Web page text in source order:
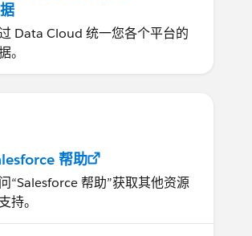
Data Cloud 统一您各个平台的
。
帮助
“Salesforce 帮助”获取其他资源
持。